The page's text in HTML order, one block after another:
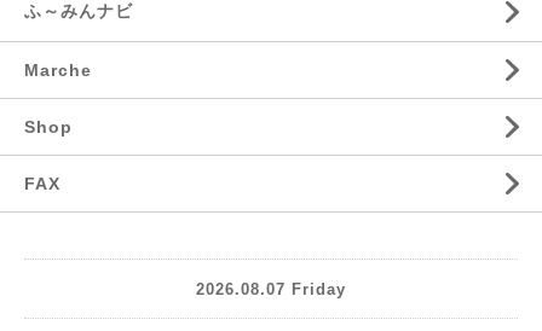
ふ～みんナビ
Marche
Shop
FAX
2026.08.07 Friday